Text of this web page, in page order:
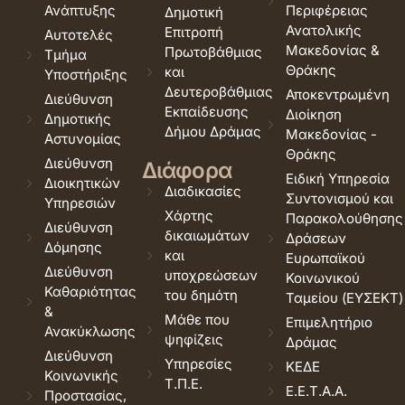
Ανάπτυξης
Αυτοτελές
Τμήμα
Υποστήριξης
Διεύθυνση
Δημοτικής
Αστυνομίας
Διεύθυνση
Διοικητικών
Υπηρεσιών
Διεύθυνση
Δόμησης
Διεύθυνση
Καθαριότητας
&
Ανακύκλωσης
Διεύθυνση
Κοινωνικής
Προστασίας,
Δημοτική
Επιτροπή
Πρωτοβάθμιας
και
Δευτεροβάθμιας
Εκπαίδευσης
Δήμου Δράμας
Διάφορα
Διαδικασίες
Χάρτης
δικαιωμάτων
και
υποχρεώσεων
του δημότη
Μάθε που
ψηφίζεις
Υπηρεσίες
Τ.Π.Ε.
Περιφέρειας
Ανατολικής
Μακεδονίας &
Θράκης
Αποκεντρωμένη
Διοίκηση
Μακεδονίας -
Θράκης
Ειδική Υπηρεσία
Συντονισμού και
Παρακολούθησης
Δράσεων
Ευρωπαϊκού
Κοινωνικού
Ταμείου (ΕΥΣΕΚΤ)
Επιμελητήριο
Δράμας
ΚΕΔΕ
Ε.Ε.Τ.Α.Α.